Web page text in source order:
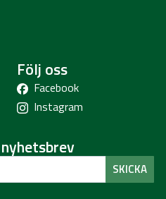
Följ oss
Facebook
Instagram
SKICKA